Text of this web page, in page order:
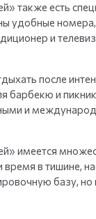
также есть
удобные
и
после
барбекю и
и
имеется
время в тишине,
базу,